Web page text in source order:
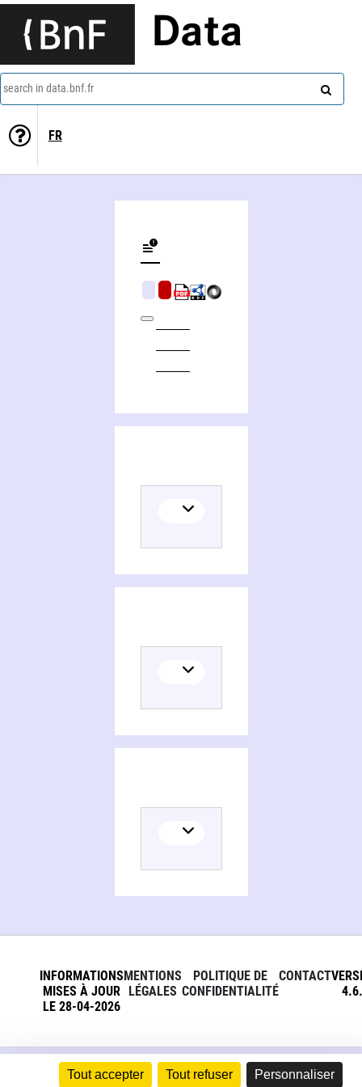
Tout accepter Tout refuser Personnaliser
Data
search in data.bnf.fr
FR
INFORMATIONS
MISES À JOUR
LE 28-04-2026
MENTIONS
LÉGALES
POLITIQUE DE
CONFIDENTIALITÉ
CONTACT